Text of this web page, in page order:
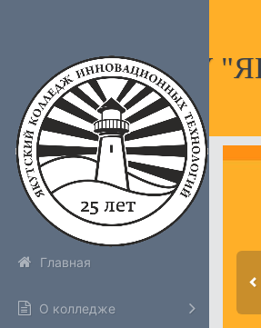
НПОУ
Главная
О колледже